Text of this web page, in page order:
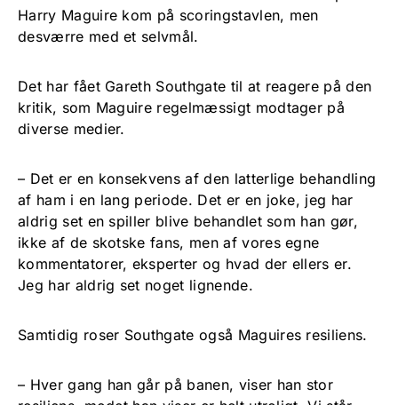
Harry Maguire kom på scoringstavlen, men
desværre med et selvmål.
Det har fået Gareth Southgate til at reagere på den
kritik, som Maguire regelmæssigt modtager på
diverse medier.
– Det er en konsekvens af den latterlige behandling
af ham i en lang periode. Det er en joke, jeg har
aldrig set en spiller blive behandlet som han gør,
ikke af de skotske fans, men af vores egne
kommentatorer, eksperter og hvad der ellers er.
Jeg har aldrig set noget lignende.
Samtidig roser Southgate også Maguires resiliens.
– Hver gang han går på banen, viser han stor